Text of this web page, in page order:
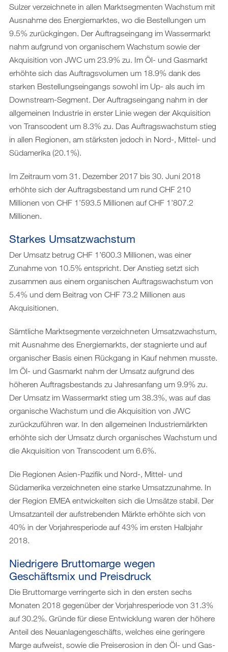
Sulzer verzeichnete in allen Marktsegmenten Wachstum mit
Ausnahme des Energiemarktes, wo die Bestellungen um
9.5% zurückgingen. Der Auftragseingang im Wassermarkt
nahm aufgrund von organischem Wachstum sowie der
Akquisition von JWC um 23.9% zu. Im Öl- und Gasmarkt
erhöhte sich das Auftragsvolumen um 18.9% dank des
starken Bestellungseingangs sowohl im Up- als auch im
Downstream-Segment. Der Auftragseingang nahm in der
allgemeinen Industrie in erster Linie wegen der Akquisition
von Transcodent um 8.3% zu. Das Auftragswachstum stieg
in allen Regionen, am stärksten jedoch in Nord-, Mittel- und
Südamerika (20.1%).
Im Zeitraum vom 31. Dezember 2017 bis 30. Juni 2018
erhöhte sich der Auftragsbestand um rund CHF 210
Millionen von CHF 1’593.5 Millionen auf CHF 1’807.2
Millionen.
Starkes Umsatzwachstum
Der Umsatz betrug CHF 1’600.3 Millionen, was einer
Zunahme von 10.5% entspricht. Der Anstieg setzt sich
zusammen aus einem organischen Auftragswachstum von
5.4% und dem Beitrag von CHF 73.2 Millionen aus
Akquisitionen.
Sämtliche Marktsegmente verzeichneten Umsatzwachstum,
mit Ausnahme des Energiemarkts, der stagnierte und auf
organischer Basis einen Rückgang in Kauf nehmen musste.
Im Öl- und Gasmarkt nahm der Umsatz aufgrund des
höheren Auftragsbestands zu Jahresanfang um 9.9% zu.
Der Umsatz im Wassermarkt stieg um 38.3%, was auf das
organische Wachstum und die Akquisition von JWC
zurückzuführen war. In den allgemeinen Industriemärkten
erhöhte sich der Umsatz durch organisches Wachstum und
die Akquisition von Transcodent um 6.6%.
Die Regionen Asien-Pazifik und Nord-, Mittel- und
Südamerika verzeichneten eine starke Umsatzzunahme. In
der Region EMEA entwickelten sich die Umsätze stabil. Der
Umsatzanteil der aufstrebenden Märkte erhöhte sich von
40% in der Vorjahresperiode auf 43% im ersten Halbjahr
2018.
Niedrigere Bruttomarge wegen
Geschäftsmix und Preisdruck
Die Bruttomarge verringerte sich in den ersten sechs
Monaten 2018 gegenüber der Vorjahresperiode von 31.3%
auf 30.2%. Gründe für diese Entwicklung waren der höhere
Anteil des Neuanlagengeschäfts, welches eine geringere
Marge aufweist, sowie die Preiserosion in den Öl- und Gas-